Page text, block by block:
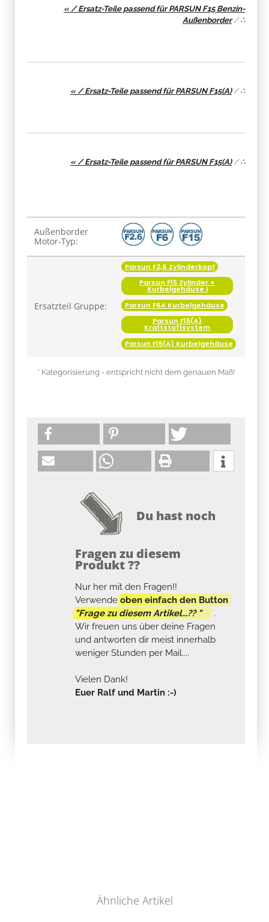
« / Ersatz-Teile passend für PARSUN F15 Benzin-
Außenborder/∴
« / Ersatz-Teile passend für PARSUN F15(A)/∴
« / Ersatz-Teile passend für PARSUN F15(A)/∴
Produkteigenschaft
Wert
Außenborder
Motor-Typ:
Ersatzteil Gruppe:
Parsun F2,6 Zylinderkopf
Parsun F15 Zylinder +
Kurbelgehäuse I
Parsun F6A Kurbelgehäuse
Parsun F15(A)
Kraftstoffsystem
Parsun F15(A) Kurbelgehäuse
* Kategorisierung - entspricht nicht dem genauen Maß!
Du hast noch
Fragen zu diesem
Produkt ??
Nur her mit den Fragen!!
Verwendeoben einfach den Button
"Frage zu diesem Artikel...?? "
.
Wir freuen uns über deine Fragen
und antworten dir meist innerhalb
weniger Stunden per Mail....
Vielen Dank!
Euer Ralf und Martin :-)
Ähnliche Artikel